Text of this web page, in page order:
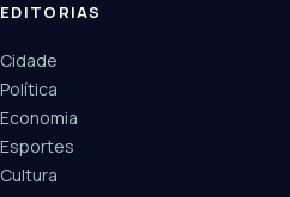
EDITORIAS
Cidade
Política
Economia
Esportes
Cultura